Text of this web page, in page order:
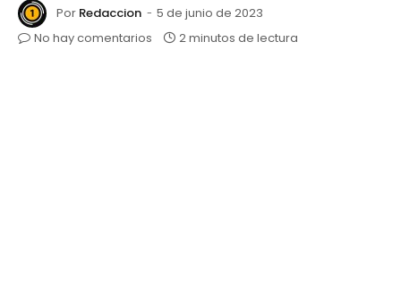
Por Redaccion
5 de junio de 2023
No hay comentarios
2 minutos de lectura